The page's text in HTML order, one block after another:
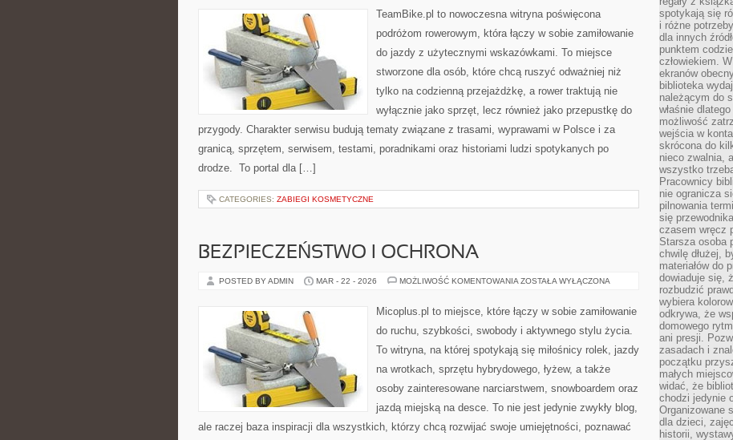
W
PODRÓŻY
TeamBike.pl to nowoczesna witryna poświęcona
podróżom rowerowym, która łączy w sobie zamiłowanie
do jazdy z użytecznymi wskazówkami. To miejsce
stworzone dla osób, które chcą ruszyć odważniej niż
tylko na codzienną przejażdżkę, a rower traktują nie
wyłącznie jako sprzęt, lecz również jako przepustkę do
przygody. Charakter serwisu budują tematy związane z trasami, wyprawami w Polsce i za
granicą, sprzętem, serwisem, testami, poradnikami oraz historiami ludzi spotykanych po
drodze. To portal dla […]
CATEGORIES: ZABIEGI KOSMETYCZNE
BEZPIECZEŃSTWO I OCHRONA
POSTED BY ADMIN MAR - 22 - 2026 MOŻLIWOŚĆ KOMENTOWANIA BEZPIECZEŃSTWO
ZOSTAŁA WYŁĄCZONA
Micoplus.pl to miejsce, które łączy w sobie zamiłowanie
do ruchu, szybkości, swobody i aktywnego stylu życia.
To witryna, na której spotykają się miłośnicy rolek, jazdy
na wrotkach, sprzętu hybrydowego, łyżew, a także
osoby zainteresowane narciarstwem, snowboardem oraz
jazdą miejską na desce. To nie jest jedynie zwykły blog,
ale raczej baza inspiracji dla wszystkich, którzy chcą rozwijać swoje umiejętności, poznawać
spotykają się
i różne
dla innych
punktem
człowiekiem.
ekranów
biblioteka
należącym do
właśnie
możliwość
wejścia w
skrócona do
nieco zwalnia,
wszystko
Pracownicy
nie ogranicza
pilnowania
się
czasem wręcz
Starsza osoba
chwilę dłużej,
materiałów do
dowiaduje się,
rozbudzić
wybiera
odkrywa, że
domowego
ani presji.
zasadach i
początku
małych
widać, że
chodzi jedynie
Organizowane
dla dzieci,
historii,